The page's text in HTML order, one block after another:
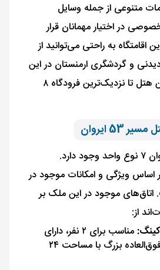
متنوعی از جمله وسایل
در اختیار مهمانان قرار
اقامتگاه به‌ راحتی می‌توانید از
و گردشگری ارمنستان در این
منطقه بازدید کنید. این هتل تا نزدیک‌ترین فرودگاه ۸
53 ایروان
در هتل مسیر 53 ایروان ۷ نوع واحد وجود دارد.
اساس ویژگی و امکانات موجود در
موجود در این ملک بر
از:
کینگ:
مناسب برای ۲ نفر، دارای
یک تخت ۲ نفره فوق‌العاده بزرگ با مساحت ۲۴